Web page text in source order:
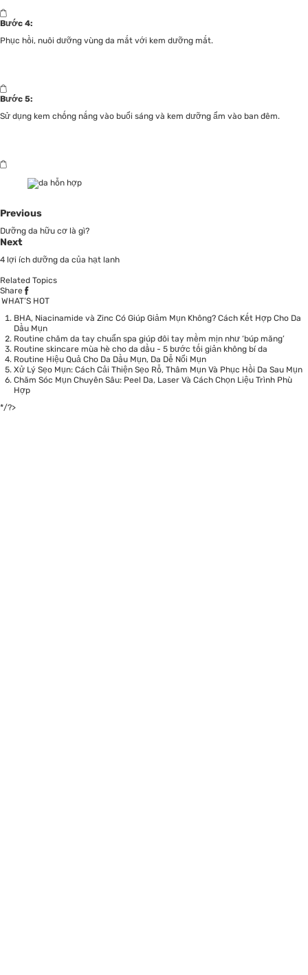
Bước 4:
Phục hồi, nuôi dưỡng vùng da mắt với kem dưỡng mắt.
Bước 5:
Sử dụng kem chống nắng vào buổi sáng và kem dưỡng ẩm vào ban đêm.
Previous
Dưỡng da hữu cơ là gì?
Next
4 lợi ích dưỡng da của hạt lanh
Related Topics
Share
WHAT’S HOT
BHA, Niacinamide và Zinc Có Giúp Giảm Mụn Không? Cách Kết Hợp Cho Da
Dầu Mụn
Routine chăm da tay chuẩn spa giúp đôi tay mềm mịn như ‘búp măng’
Routine skincare mùa hè cho da dầu - 5 bước tối giản không bí da
Routine Hiệu Quả Cho Da Dầu Mụn, Da Dễ Nổi Mụn
Xử Lý Sẹo Mụn: Cách Cải Thiện Sẹo Rỗ, Thâm Mụn Và Phục Hồi Da Sau Mụn
Chăm Sóc Mụn Chuyên Sâu: Peel Da, Laser Và Cách Chọn Liệu Trình Phù
Hợp
*/?>